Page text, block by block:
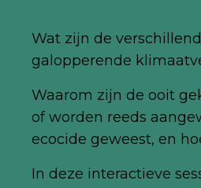
Wat zijn de
galopperende
Waarom zijn de ooit
of worden reeds
ecocide geweest, en
In deze interactieve